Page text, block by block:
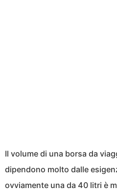
Il volume di una borsa da
dipendono molto dalle
ovviamente una da 40 litri è